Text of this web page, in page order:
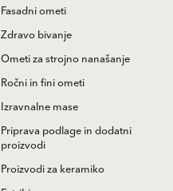
Fasadni ometi
Zdravo bivanje
Ometi za strojno nanašanje
Ročni in fini ometi
Izravnalne mase
Priprava podlage in dodatni
proizvodi
Proizvodi za keramiko